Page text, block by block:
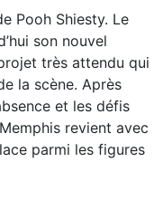
Pooh Shiesty. Le
son nouvel
très attendu qui
la scène. Après
et les défis
revient avec
parmi les figures